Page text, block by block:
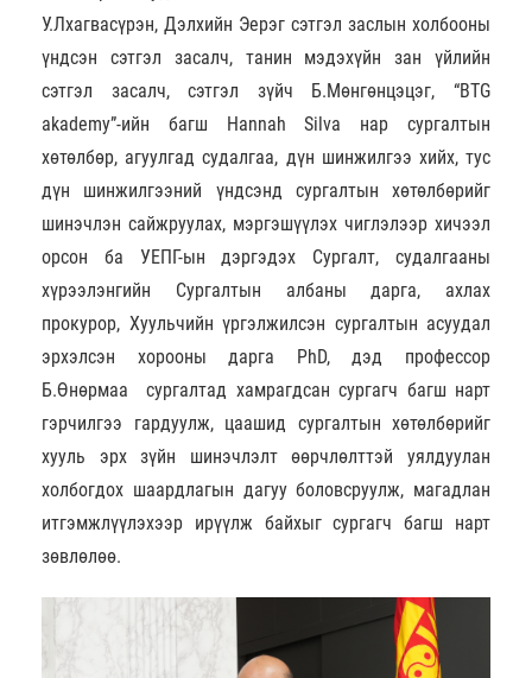
У.Лхагвасүрэн, Дэлхийн Эерэг сэтгэл заслын холбооны
үндсэн сэтгэл засалч, танин мэдэхүйн зан үйлийн
сэтгэл засалч, сэтгэл зүйч Б.Мөнгөнцэцэг, “BTG
akademy”-ийн багш Hannah Silva нар сургалтын
хөтөлбөр, агуулгад судалгаа, дүн шинжилгээ хийх, тус
дүн шинжилгээний үндсэнд сургалтын хөтөлбөрийг
шинэчлэн сайжруулах, мэргэшүүлэх чиглэлээр хичээл
орсон ба УЕПГ-ын дэргэдэх Сургалт, судалгааны
хүрээлэнгийн Сургалтын албаны дарга, ахлах
прокурор, Хуульчийн үргэлжилсэн сургалтын асуудал
эрхэлсэн хорооны дарга PhD, дэд профессор
Б.Өнөрмаа сургалтад хамрагдсан сургагч багш нарт
гэрчилгээ гардуулж, цаашид сургалтын хөтөлбөрийг
хууль эрх зүйн шинэчлэлт өөрчлөлттэй уялдуулан
холбогдох шаардлагын дагуу боловсруулж, магадлан
итгэмжлүүлэхээр ирүүлж байхыг сургагч багш нарт
зөвлөлөө.